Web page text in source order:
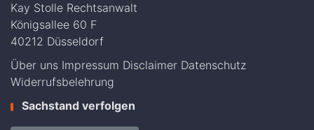
Kay Stolle Rechtsanwalt
Königsallee 60 F
40212 Düsseldorf
Über uns Impressum Disclaimer Datenschutz
Widerrufsbelehrung
Sachstand verfolgen